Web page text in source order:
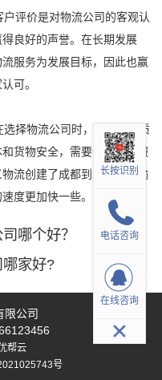
评价是对物流公司的客观认
良好的声誉。在长期发展
服务为发展目标，因此也赢
可。
择物流公司时，关注服务质
货物安全，需要优先选择服
流创建了成都到北京的运输
度更加快一些。
哪个好？
家好?
限公司
帮云
号
长按识别
电话咨询
在线咨询